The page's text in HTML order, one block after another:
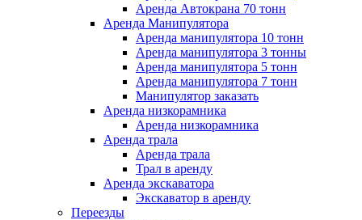
Аренда Автокрана 70 тонн
Аренда Манипулятора
Аренда манипулятора 10 тонн
Аренда манипулятора 3 тонны
Аренда манипулятора 5 тонн
Аренда манипулятора 7 тонн
Манипулятор заказать
Аренда низкорамника
Аренда низкорамника
Аренда трала
Аренда трала
Трал в аренду
Аренда экскаватора
Экскаватор в аренду
Переезды